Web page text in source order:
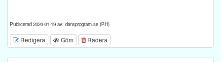
Publicerad 2020-01-19 av: dansprogram.se (PH)
Redigera Göm Radera